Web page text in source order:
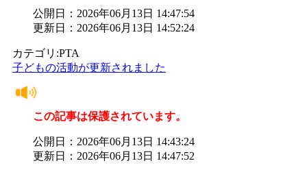
公開日：2026年06月13日 14:47:54
更新日：2026年06月13日 14:52:24
カテゴリ:PTA
子どもの活動が更新されました
この記事は保護されています。
公開日：2026年06月13日 14:43:24
更新日：2026年06月13日 14:47:52